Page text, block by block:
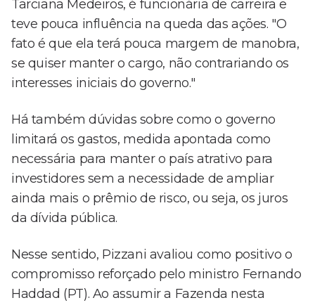
Tarciana Medeiros, é funcionária de carreira e
teve pouca influência na queda das ações. "O
fato é que ela terá pouca margem de manobra,
se quiser manter o cargo, não contrariando os
interesses iniciais do governo."
Há também dúvidas sobre como o governo
limitará os gastos, medida apontada como
necessária para manter o país atrativo para
investidores sem a necessidade de ampliar
ainda mais o prêmio de risco, ou seja, os juros
da dívida pública.
Nesse sentido, Pizzani avaliou como positivo o
compromisso reforçado pelo ministro Fernando
Haddad (PT). Ao assumir a Fazenda nesta